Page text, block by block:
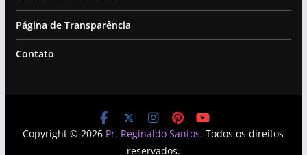
Página de Transparência
Contato
Copyright © 2026 Pr. Reginaldo Santos. Todos os direitos
reservados.